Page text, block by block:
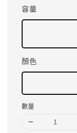
容量
顏色
數量